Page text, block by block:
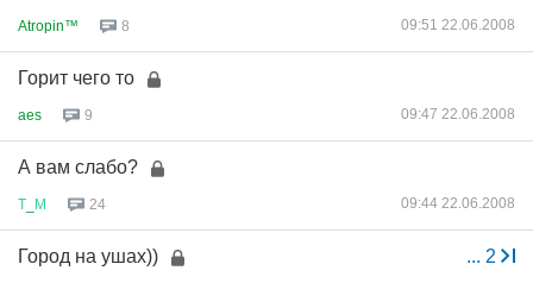
Atropin™ 8 09:51 22.06.2008
Горит чего то
aes 9 09:47 22.06.2008
А вам слабо?
Т М 24 09:44 22.06.2008
... 2
Город на ушах))